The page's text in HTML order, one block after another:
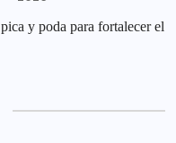
y poda para fortalecer el